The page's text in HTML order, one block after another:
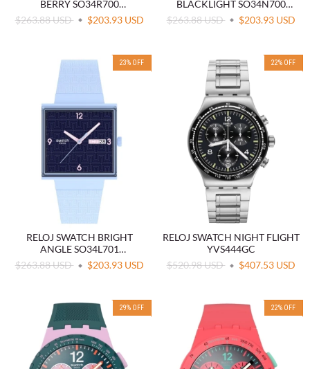
BERRY SO34R700
BIOCERAMIC ROSA
$263.88 USD $203.93 USD
BLACKLIGHT SO34N700
BIOCERAMIC AZUL OSCURO
$263.88 USD $203.93 USD
23% OFF
RELOJ SWATCH BRIGHT
ANGLE SO34L701
BIOCERAMIC AZUL
$263.88 USD $203.93 USD
22% OFF
RELOJ SWATCH NIGHT FLIGHT
YVS444GC
$520.98 USD
$407.53 USD
29% OFF 22% OFF